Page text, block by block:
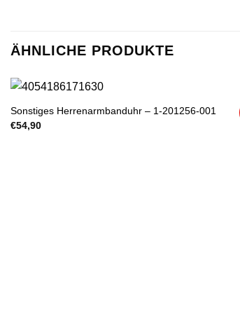
ÄHNLICHE PRODUKTE
Sonstiges Herrenarmbanduhr – 1-201256-001
€54,90